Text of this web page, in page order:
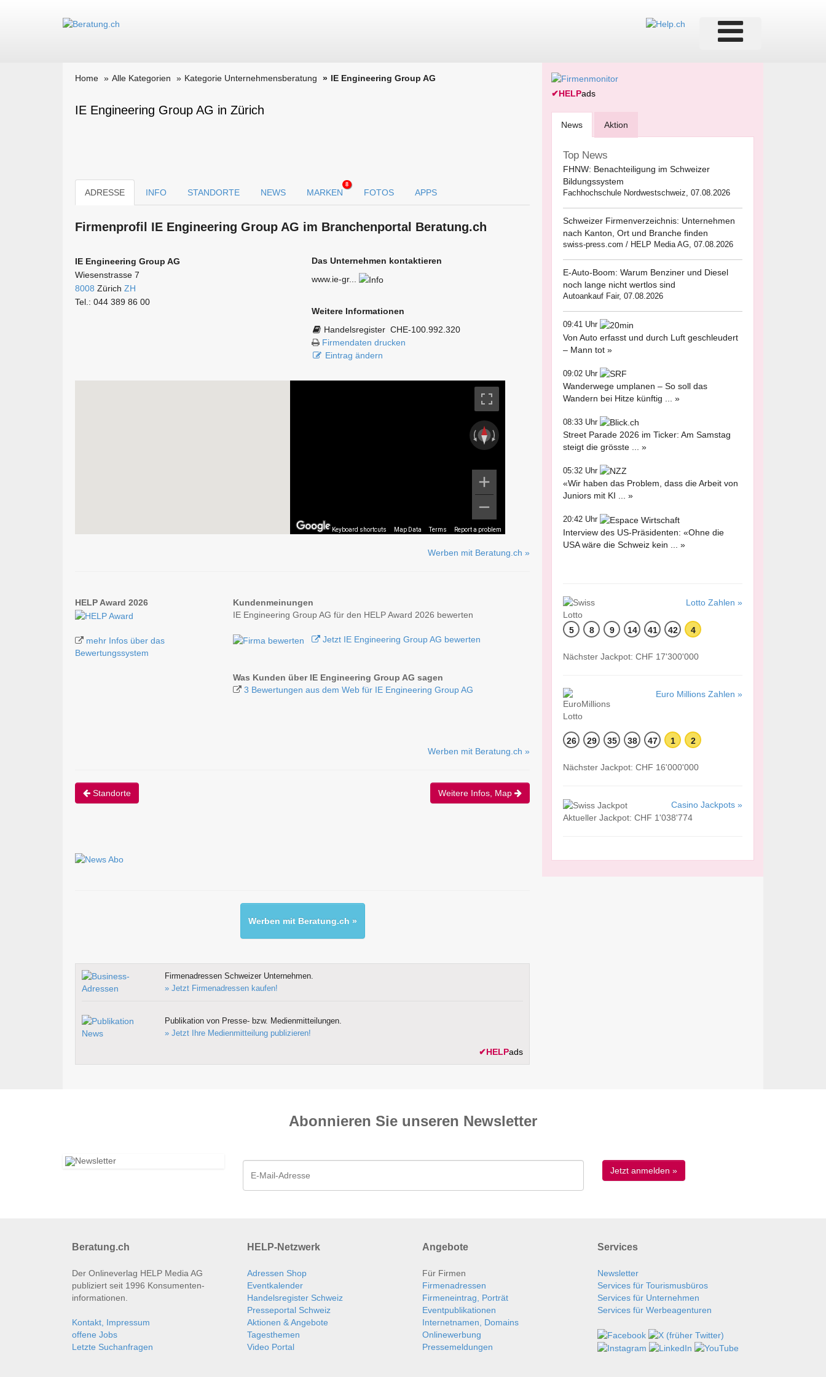
Home Alle Kategorien Kategorie Unternehmensberatung IE Engineering Group AG
IE Engineering Group AG in Zürich
ADRESSE INFO STANDORTE NEWS MARKEN
8
FOTOS APPS
Firmen­profil IE Engineering Group AG im Branchen­portal Beratung.ch
IE Engineering Group AG
Wiesenstrasse 7
8008 Zürich ZH
Tel.: 044 389 86 00
Das Unternehmen kontaktieren
www.ie-gr...
Weitere Informationen
Handelsregister CHE-100.992.320
Firmendaten drucken
Eintrag ändern
Keyboard shortcuts Map Data Terms Report a problem
Werben mit Beratung.ch »
HELP Award 2026
mehr Infos über das
Bewertungssystem
Kundenmeinungen
IE Engineering Group AG für den HELP Award 2026 bewerten
Jetzt IE Engineering Group AG bewerten
Was Kunden über IE Engineering Group AG sagen
3 Bewertungen aus dem Web für IE Engineering Group AG
Werben mit Beratung.ch »
Standorte Weitere Infos, Map
Werben mit Beratung.ch »
Firmenadressen Schweizer Unternehmen.
» Jetzt Firmenadressen kaufen!
Publikation von Presse- bzw. Medienmitteilungen.
» Jetzt Ihre Medienmitteilung publizieren!
✔HELPads
✔HELPads
News Aktion
Top News
FHNW: Benachteiligung im Schweizer
Bildungssystem
Fachhochschule Nordwestschweiz, 07.08.2026
Schweizer Firmenverzeichnis: Unternehmen
nach Kanton, Ort und Branche finden
swiss-press.com / HELP Media AG, 07.08.2026
E-Auto-Boom: Warum Benziner und Diesel
noch lange nicht wertlos sind
Autoankauf Fair, 07.08.2026
09:41 Uhr
Von Auto erfasst und durch Luft geschleudert
– Mann tot »
09:02 Uhr
Wanderwege umplanen – So soll das
Wandern bei Hitze künftig ... »
08:33 Uhr
Street Parade 2026 im Ticker: Am Samstag
steigt die grösste ... »
05:32 Uhr
«Wir haben das Problem, dass die Arbeit von
Juniors mit KI ... »
20:42 Uhr
Interview des US-Präsidenten: «Ohne die
USA wäre die Schweiz kein ... »
Lotto Zahlen »
5 8 9 14 41 42 4
Nächster Jackpot: CHF 17'300'000
Euro Millions Zahlen »
26 29 35 38 47 1 2
Nächster Jackpot: CHF 16'000'000
Casino Jackpots »
Aktueller Jackpot: CHF 1'038'774
Abonnieren Sie unseren News­letter
Beratung.ch
Der Onlineverlag HELP Media AG
publiziert seit 1996 Konsumenten­
informationen.
Kontakt, Impressum
offene Jobs
Letzte Suchanfragen
HELP-Netzwerk
Adressen Shop
Eventkalender
Handelsregister Schweiz
Presseportal Schweiz
Aktionen & Angebote
Tagesthemen
Video Portal
Angebote
Für Firmen
Firmenadressen
Firmeneintrag, Porträt
Eventpublikationen
Internetnamen, Domains
Onlinewerbung
Pressemeldungen
Services
Newsletter
Services für Tourismusbüros
Services für Unternehmen
Services für Werbeagenturen